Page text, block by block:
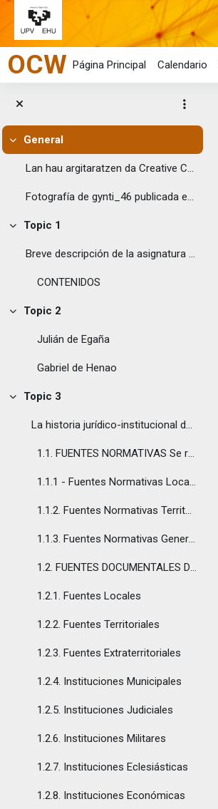
Salta al contenido principal
OCW Página Principal Calendario
Colapsar
General
Lan hau argitaratzen da Creative Commons License...
Fotografía de gynti_46 publicada en Flic...
Colapsar
Topic 1
Breve descripción de la asignatura Se pretende o...
CONTENIDOS
Colapsar
Topic 2
Julián de Egaña
Gabriel de Henao
Colapsar
Topic 3
La historia jurídico-institucional de los territ...
1.1. FUENTES NORMATIVAS Se recogen aquí algunos d...
1.1.1 - Fuentes Normativas Locales
1.1.2. Fuentes Normativas Territoriales
1.1.3. Fuentes Normativas Generales
1.2. FUENTES DOCUMENTALES DE DERECHO PÚBLICO Es...
1.2.1. Fuentes Locales
1.2.2. Fuentes Territoriales
1.2.3. Fuentes Extraterritoriales
1.2.4. Instituciones Municipales
1.2.5. Instituciones Judiciales
1.2.6. Instituciones Militares
1.2.7. Instituciones Eclesiásticas
1.2.8. Instituciones Económicas